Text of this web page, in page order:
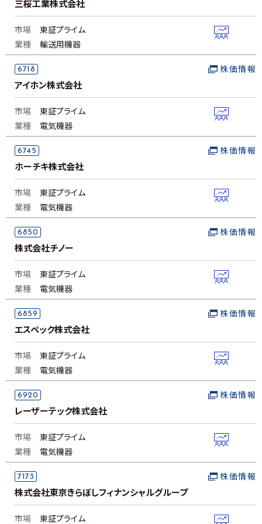
三桜工業株式会社
市場
東証プライム
業種
輸送用機器
6718
アイホン株式会社
株価情報
市場
東証プライム
業種
電気機器
6745
ホーチキ株式会社
株価情報
市場
東証プライム
業種
電気機器
6850
株式会社チノー
株価情報
市場
東証プライム
業種
電気機器
6859
エスペック株式会社
株価情報
市場
東証プライム
業種
電気機器
6920
レーザーテック株式会社
株価情報
市場
東証プライム
業種
電気機器
7173
株式会社東京きらぼしフィナンシャルグループ
株価情報
市場
東証プライム